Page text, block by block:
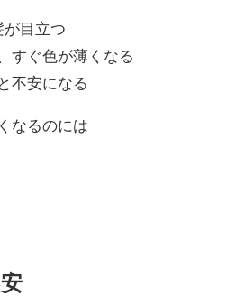
が目立つ
すぐ色が薄くなる
不安になる
なるのには